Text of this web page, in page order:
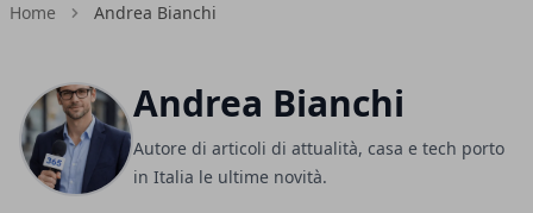
Home Andrea Bianchi
Andrea Bianchi
Autore di articoli di attualità, casa e tech porto
in Italia le ultime novità.